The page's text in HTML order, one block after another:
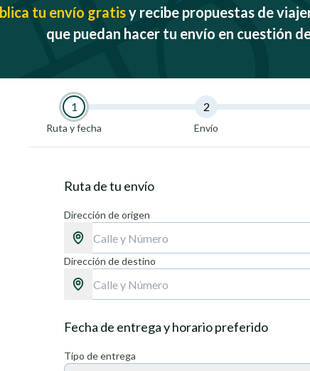
tu envío gratisy recibe propuestas de
que puedan hacer tu envío en cuestión
1
Ruta y fecha
2
Envío
Ruta de tu envío
Dirección de origen
Dirección de destino
Fecha de entrega y horario preferido
Tipo de entrega